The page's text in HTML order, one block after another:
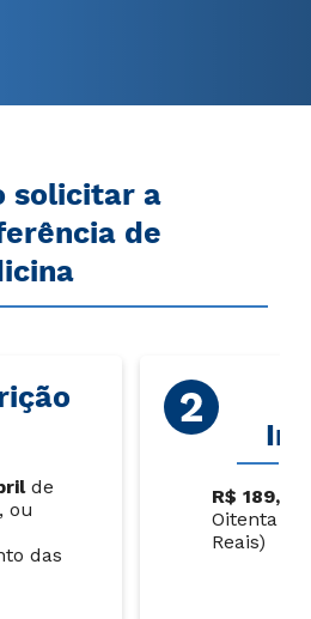
solicitar a
de
de
ou
das
R$ 189,00
Oitenta e
Reais)